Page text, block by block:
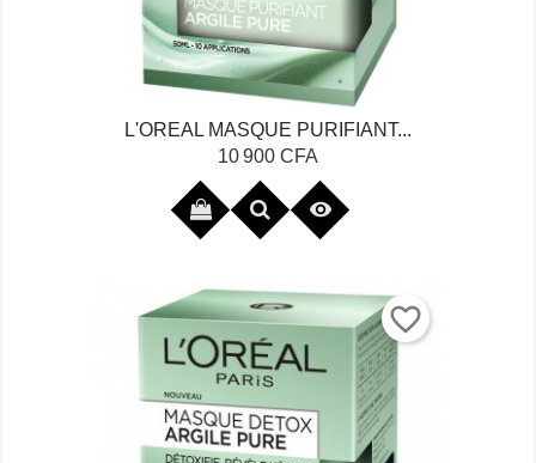
L'OREAL MASQUE PURIFIANT...
Prix
10 900 CFA

favorite_border